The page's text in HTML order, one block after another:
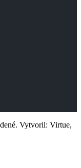
Vytvoril: Virtue,